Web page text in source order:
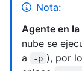
Nota:
Agente en
nube se
a
-p ), por